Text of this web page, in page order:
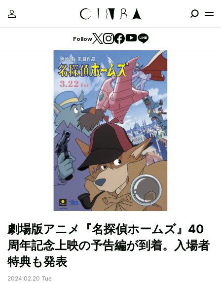
Follow
劇場版アニメ『名探偵ホームズ』40
周年記念上映の予告編が到着。入場者
特典も発表
2024.02.20 Tue